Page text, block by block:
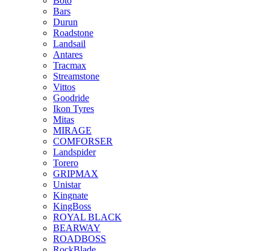
Bars
Durun
Roadstone
Landsail
Antares
Tracmax
Streamstone
Vittos
Goodride
Ikon Tyres
Mitas
MIRAGE
COMFORSER
Landspider
Torero
GRIPMAX
Unistar
Kingnate
KingBoss
ROYAL BLACK
BEARWAY
ROADBOSS